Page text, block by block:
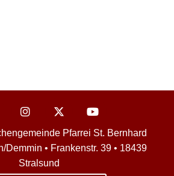
Pfarrei St. Bernhard
Demmin • Frankenstr. 39 • 18439
Stralsund